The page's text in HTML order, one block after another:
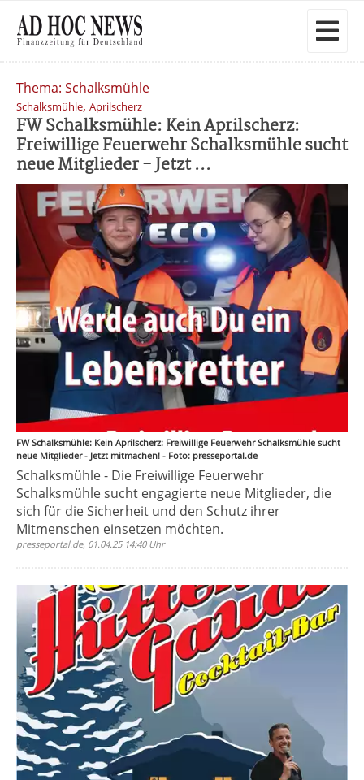
Thema: Schalksmühle
Schalksmühle, Aprilscherz
FW Schalksmühle: Kein Aprilscherz:
Freiwillige Feuerwehr Schalksmühle sucht
neue Mitglieder - Jetzt ...
FW Schalksmühle: Kein Aprilscherz: Freiwillige Feuerwehr Schalksmühle sucht
neue Mitglieder - Jetzt mitmachen! - Foto: presseportal.de
Schalksmühle - Die Freiwillige Feuerwehr
Schalksmühle sucht engagierte neue Mitglieder, die
sich für die Sicherheit und den Schutz ihrer
Mitmenschen einsetzen möchten.
presseportal.de, 01.04.25 14:40 Uhr